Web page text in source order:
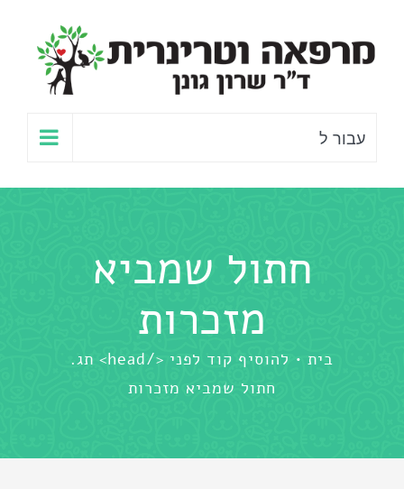
לתוכן
עבור ל
חתול שמביא
מזכרות
בית
להוסיף קוד לפני </head> תג.
חתול שמביא מזכרות